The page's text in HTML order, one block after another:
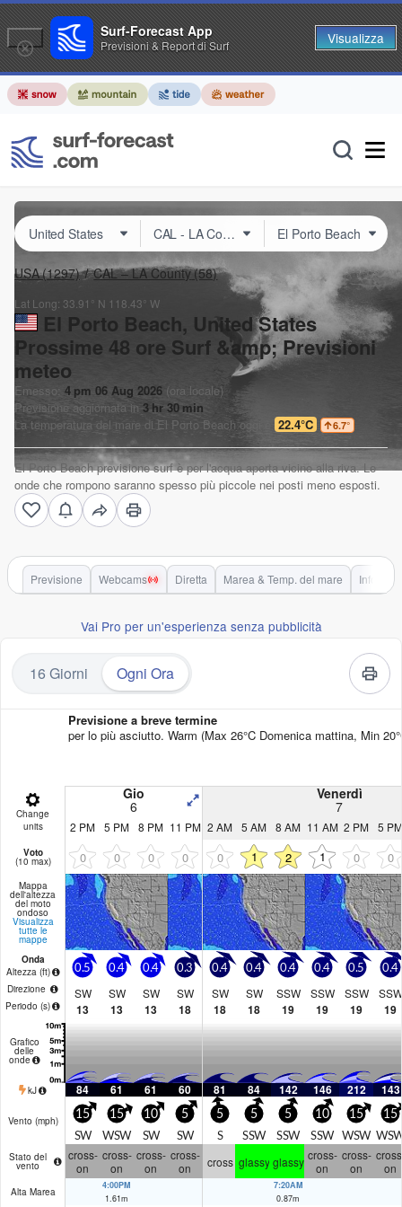
USA(1297) CAL – LA County(58)
Lat Long: 33.91° N 118.43° W
El Porto Beach, United States
Prossime 48 ore Surf &amp; Previsioni
meteo
Emesso: 4 pm 06 Aug 2026 (ora locale)
Previsione aggiornata in 3 hr 30min
La temperatura del mare di El Porto Beach oggi è 22.4°C 6.7°
El Porto Beach previsione surf è per l'acqua aperta vicino alla riva. Le
onde che rompono saranno spesso più piccole nei posti meno esposti.
Previsione Webcams Diretta Marea & Temp. del mare
Vai Pro per un'esperienza senza pubblicità
16 Giorni Ogni Ora
Previsione a breve termine
per lo più asciutto. Warm (Max 26°C Domenica mattina, Min
Change
units
Gio
6
Venerdì
7
2 PM 5 PM 8 PM 11 PM 2 AM 5 AM 8 AM 11 AM 2 PM 5 PM
Voto
(10 max) 0 0 0 0 0 1 2 1 0 0
Mappa
dell'altezza
del moto
ondoso
Visualizza
tutte le
mappe
Onda
Altezza (ft)
Direzione
Periodo (s)
0.5
SW
13
0.4
SW
13
0.4
SW
13
0.3
SW
18
0.4
SW
18
0.4
SW
18
0.4
SSW
19
0.4
SSW
19
0.5
SSW
19
0.4
SSW
19
Grafico
delle
onde
kJ 84 61 61 60 81 84 142 146 212 143
Vento (mph) 15
SW
15
WSW
10
SW
5
SW
5
S
5
SSW
5
SSW
10
SSW
15
WSW
15
Stato del
vento
cross-
on
cross-
on
cross-
on
cross-
on
cross glassy glassy cross-
on
cross-
on
on
Alta Marea
4:00PM
1.61m
7:20AM
0.87m
Surf-Forecast App
Previsioni & Report di Surf Visualizza